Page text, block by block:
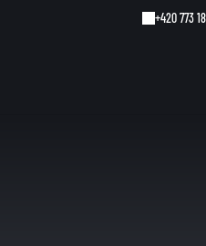
+420 773